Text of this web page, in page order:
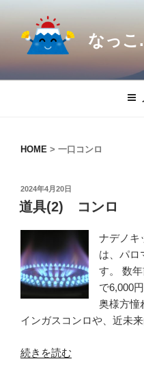
なっこ
HOME > 一口コンロ
投
稿
日:
2024年4月20日
道具(2) コンロ
ナデノキ
は、パロ
す。 数
で6,000
奥様方憧
インガスコンロや、近未
“道
続きを読む